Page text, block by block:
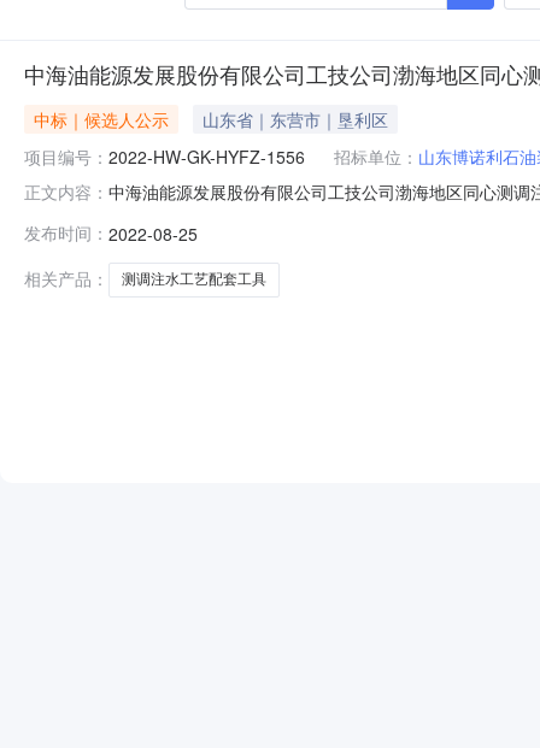
中海油能源发展股份有限公司工技公司渤海地区同
中标｜候选人公示
山东省｜东营市｜垦利区
项目编号： 2022-HW-GK-HYFZ-1556 招标单位： 山东博诺利石
正文内容： 中海油能源发展股份有限公司工技公司渤海地区同心测
HW-GK-HYFZ-1556/01中海油能源发展股份有限公司工
税）中
发布时间： 2022-08-25
相关产品：
测调注水工艺配套工具